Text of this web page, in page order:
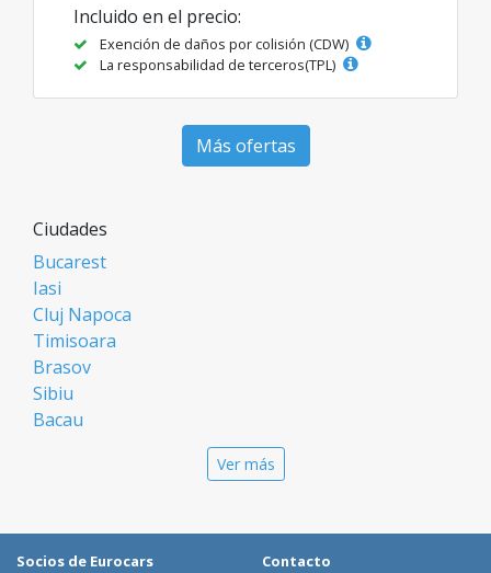
Incluido en el precio:
Exención de daños por colisión (CDW)
La responsabilidad de terceros(TPL)
Más ofertas
Ciudades
Bucarest
Iasi
Cluj Napoca
Timisoara
Brasov
Sibiu
Bacau
Galati
Ver más
Socios de Eurocars
Contacto